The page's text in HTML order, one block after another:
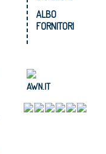
ALBO
FORNITORI
AWN.IT